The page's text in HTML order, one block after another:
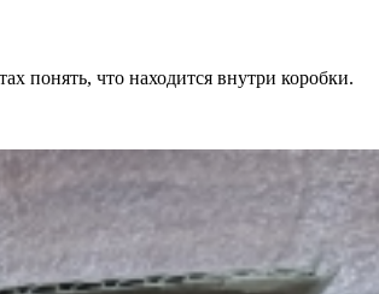
понять, что находится внутри коробки.